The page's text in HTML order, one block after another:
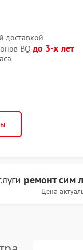
доставкой
BQ до 3-х лет
ремонт сим
Цена